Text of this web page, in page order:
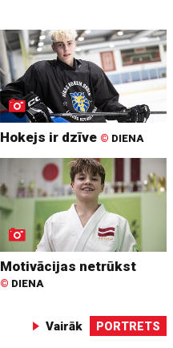
Hokejs ir dzīve © DIENA
Motivācijas netrūkst
© DIENA
Vairāk PORTRETS